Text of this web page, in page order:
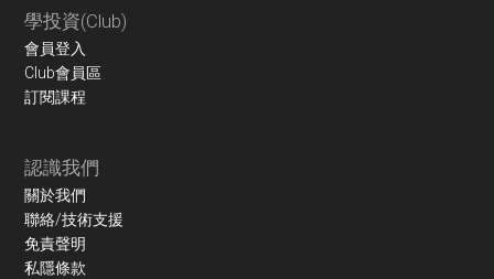
學投資(Club)
會員登入
Club會員區
訂閱課程
認識我們
關於我們
聯絡/技術支援
免責聲明
私隱條款